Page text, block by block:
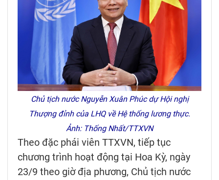
Chủ tịch nước Nguyễn Xuân Phúc dự Hội nghị
Thượng đỉnh của LHQ về Hệ thống lương thực.
Ảnh: Thống Nhất/TTXVN
Theo đặc phái viên TTXVN, tiếp tục
chương trình hoạt động tại Hoa Kỳ, ngày
23/9 theo giờ địa phương, Chủ tịch nước